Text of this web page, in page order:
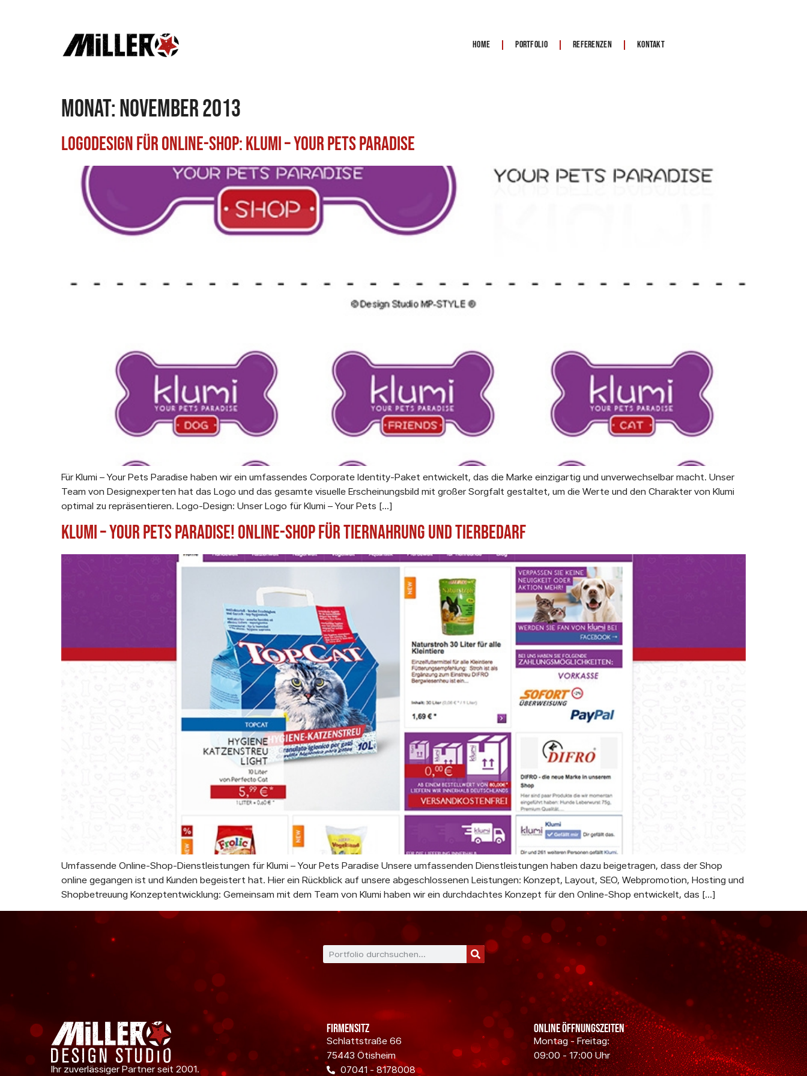
Home Portfolio Referenzen Kontakt
Monat:November 2013
Logodesign für Online-Shop: Klumi – Your Pets Paradise
Für Klumi – Your Pets Paradise haben wir ein umfassendes Corporate Identity-Paket entwickelt, das die Marke einzigartig und unverwechselbar macht. Unser
Team von Designexperten hat das Logo und das gesamte visuelle Erscheinungsbild mit großer Sorgfalt gestaltet, um die Werte und den Charakter von Klumi
optimal zu repräsentieren. Logo-Design: Unser Logo für Klumi – Your Pets […]
Klumi – Your Pets Paradise! Online-Shop für Tiernahrung und Tierbedarf
Umfassende Online-Shop-Dienstleistungen für Klumi – Your Pets Paradise Unsere umfassenden Dienstleistungen haben dazu beigetragen, dass der Shop
online gegangen ist und Kunden begeistert hat. Hier ein Rückblick auf unsere abgeschlossenen Leistungen: Konzept, Layout, SEO, Webpromotion, Hosting und
Shopbetreuung Konzeptentwicklung: Gemeinsam mit dem Team von Klumi haben wir ein durchdachtes Konzept für den Online-Shop entwickelt, das […]
Ihr zuverlässiger Partner seit 2001.
Firmensitz
Schlattstraße 66
75443 Ötisheim
07041 - 8178008
Online Öffnungszeiten
Montag - Freitag:
09:00 - 17:00 Uhr